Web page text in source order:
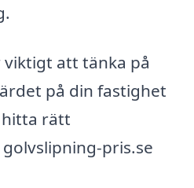
att tänka på
på din fastighet
hitta rätt
pris.se